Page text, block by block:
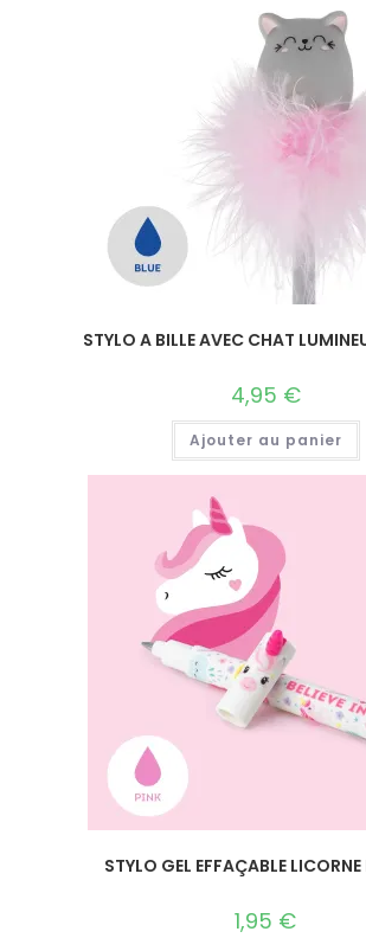
STYLO A BILLE AVEC CHAT
4,95 €
Ajouter au panier
STYLO GEL EFFAÇABLE
1,95 €